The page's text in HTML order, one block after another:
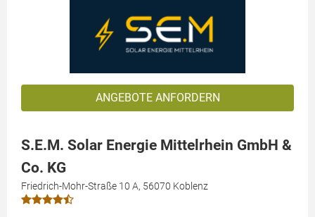
ANGEBOTE ANFORDERN
S.E.M. Solar Energie Mittelrhein GmbH &
Co. KG
Friedrich-Mohr-Straße 10 A, 56070 Koblenz